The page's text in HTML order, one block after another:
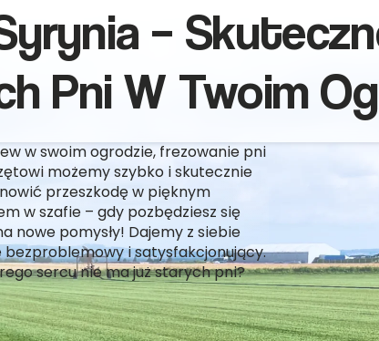
–
Pni W Twoim
w swoim ogrodzie, frezowanie pni
możemy szybko i skutecznie
przeszkodę w pięknym
w szafie – gdy pozbędziesz się
nowe pomysły! Dajemy z siebie
bezproblemowy i satysfakcjonujący.
sercu nie ma już starych pni?